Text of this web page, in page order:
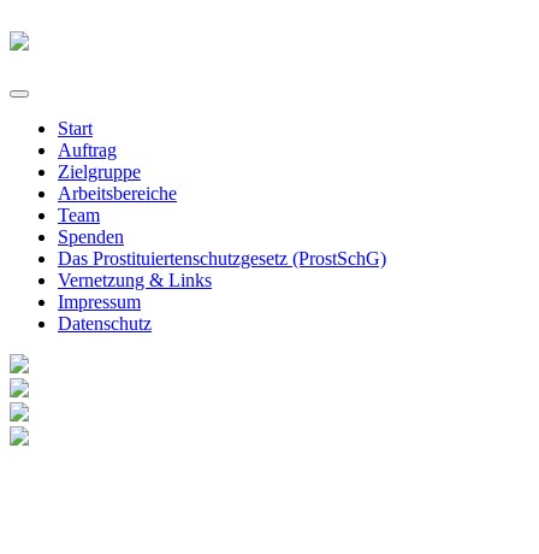
Start
Auftrag
Zielgruppe
Arbeitsbereiche
Team
Spenden
Das Prostituiertenschutzgesetz (ProstSchG)
Vernetzung & Links
Impressum
Datenschutz